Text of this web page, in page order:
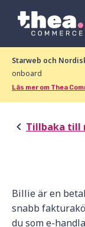
Starweb och
onboard
Läs mer om Thea
Tillbaka till
Billie är en
snabb
du som e-